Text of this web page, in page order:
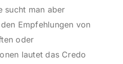
sucht man aber
Empfehlungen von
oder
lautet das Credo